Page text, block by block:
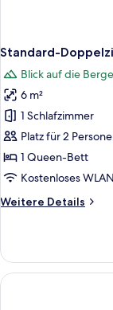
Standard-
Blick auf die Berge
6 m²
1 Schlafzimmer
Platz für 2
1 Queen-Bett
Kostenloses WLAN
Weitere Details
Weitere
Doppelzimmer,
Bergblick